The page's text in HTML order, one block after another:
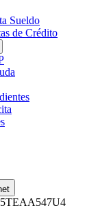
Sueldo
de Crédito